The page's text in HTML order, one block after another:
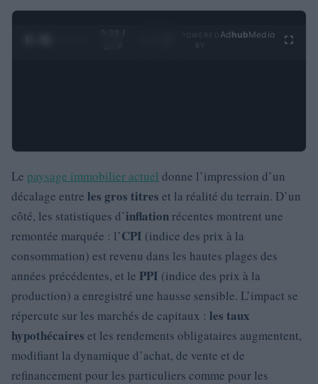
0:29 /
Ad hubMedia
Le paysage immobilier actuel donne l’impression d’un
décalage entre les gros titres et la réalité du terrain. D’un
côté, les statistiques d’inflation récentes montrent une
remontée marquée : l’CPI (indice des prix à la
consommation) est revenu dans les hautes plages des
années précédentes, et le PPI (indice des prix à la
production) a enregistré une hausse sensible. L’impact se
répercute sur les marchés de capitaux : les taux
hypothécaires et les rendements obligataires augmentent,
modifiant la dynamique d’achat, de vente et de
refinancement pour les particuliers comme pour les